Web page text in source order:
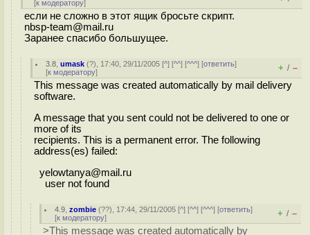
[к модератору]
если не сложно в этот ящик бросьте скрипт.
nbsp-team@mail.ru
Заранее спасибо большущее.
3.8 ,umask (?), 17:40, 29/11/2005 [^] [^^] [^^^] [ответить]
[к модератору] + / –
This message was created automatically by mail delivery
software.
A message that you sent could not be delivered to one or
more of its
recipients. This is a permanent error. The following
address(es) failed:
yelowtanya@mail.ru
user not found
4.9 ,zombie (??), 17:44, 29/11/2005 [^] [^^] [^^^] [ответить]
[к модератору] + / –
>This message was created automatically by